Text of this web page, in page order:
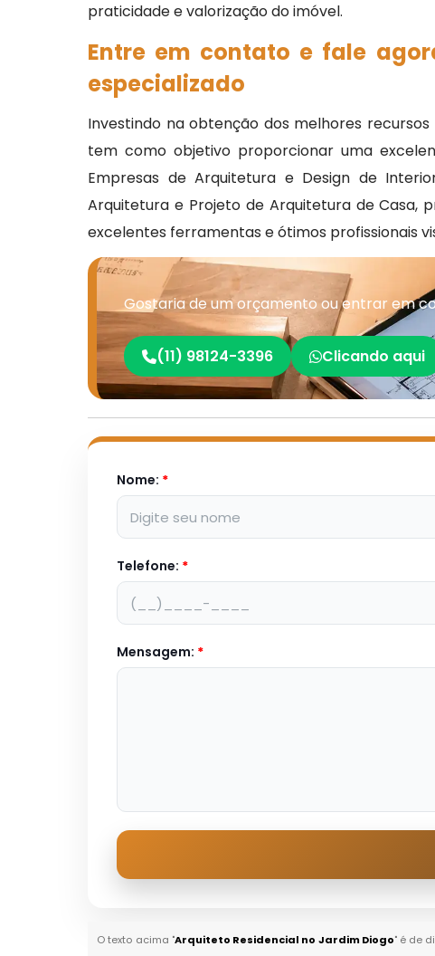
praticidade e valorização do imóvel.
Entre em contato e fale
especializado
Investindo na obtenção dos melhores
tem como objetivo proporcionar uma
Empresas de Arquitetura e Design de
Arquitetura e Projeto de Arquitetura de Casa,
excelentes ferramentas e ótimos profissionais
Gostaria de um orçamento ou entrar em
(11) 98124-3396 Clicando aqui
Nome: *
Telefone: *
Mensagem: *
O texto acima "Arquiteto Residencial no Jardim Diogo" é de